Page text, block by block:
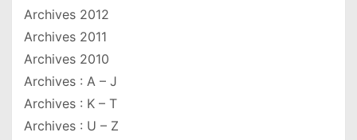
Archives 2012
Archives 2011
Archives 2010
Archives : A – J
Archives : K – T
Archives : U – Z